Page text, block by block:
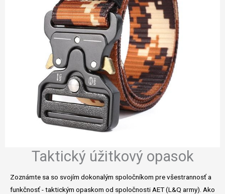
Taktický úžitkový opasok
Zoznámte sa so svojím dokonalým spoločníkom pre všestrannosť a
funkčnosť - taktickým opaskom od spoločnosti AET (L&Q army). Ako